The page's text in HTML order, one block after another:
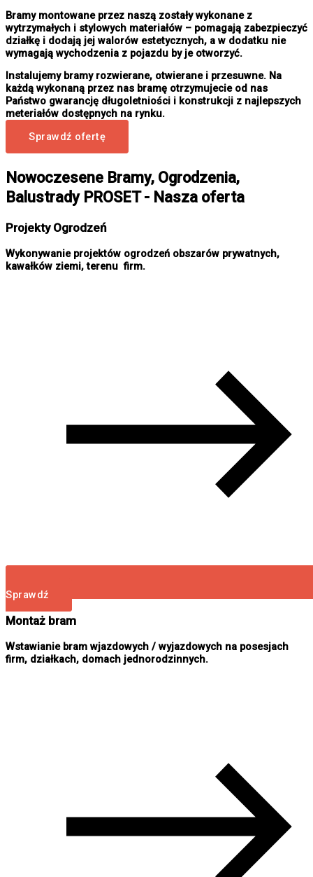
Bramy montowane przez naszą zostały wykonane z
wytrzymałych i stylowych materiałów – pomagają zabezpieczyć
działkę i dodają jej walorów estetycznych, a w dodatku nie
wymagają wychodzenia z pojazdu by je otworzyć.
Instalujemy bramy rozwierane, otwierane i przesuwne. Na
każdą wykonaną przez nas bramę otrzymujecie od nas
Państwo gwarancję długoletniości i konstrukcji z najlepszych
meteriałów dostępnych na rynku.
Sprawdź ofertę
Nowoczesene Bramy, Ogrodzenia,
Balustrady PROSET - Nasza oferta
Projekty Ogrodzeń
Wykonywanie projektów ogrodzeń obszarów prywatnych,
kawałków ziemi, terenu firm.
Sprawdź
Montaż bram
Wstawianie bram wjazdowych / wyjazdowych na posesjach
firm, działkach, domach jednorodzinnych.